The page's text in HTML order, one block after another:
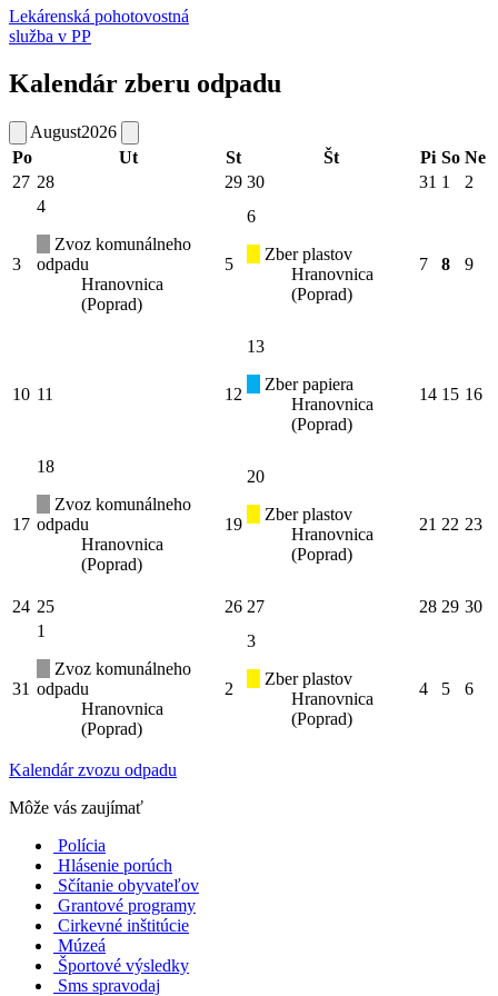
Lekárenská pohotovostná
služba v PP
Kalendár zberu odpadu
August2026
Po
Ut St Št Pi So Ne
27 28 29 30 31 1 2
3
4
Zvoz komunálneho
odpadu
Hranovnica
(Poprad)
5
6
Zber plastov
Hranovnica
(Poprad)
7 8 9
10 11 12
13
Zber papiera
Hranovnica
(Poprad)
14 15 16
17
18
Zvoz komunálneho
odpadu
Hranovnica
(Poprad)
19
20
Zber plastov
Hranovnica
(Poprad)
21 22 23
24 25 26 27 28 29 30
31
1
Zvoz komunálneho
odpadu
Hranovnica
(Poprad)
2
3
Zber plastov
Hranovnica
(Poprad)
4 5 6
Kalendár zvozu odpadu
Môže vás zaujímať
Polícia
Hlásenie porúch
Sčítanie obyvateľov
Grantové programy
Cirkevné inštitúcie
Múzeá
Športové výsledky
Sms spravodaj